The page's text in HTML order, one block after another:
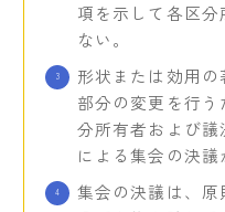
項を示して各区
ない。
形状または効用
部分の変更を行
分所有者および
による集会の決議
集会の決議は、